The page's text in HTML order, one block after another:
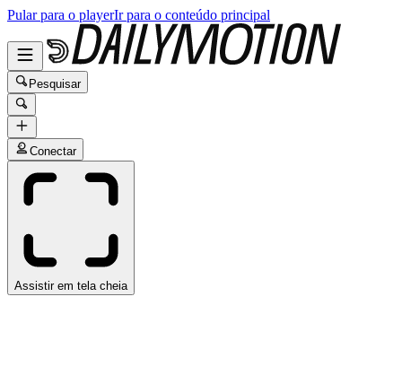
Pular para o playerIr para o conteúdo principal
Pesquisar
Conectar
Assistir em tela cheia